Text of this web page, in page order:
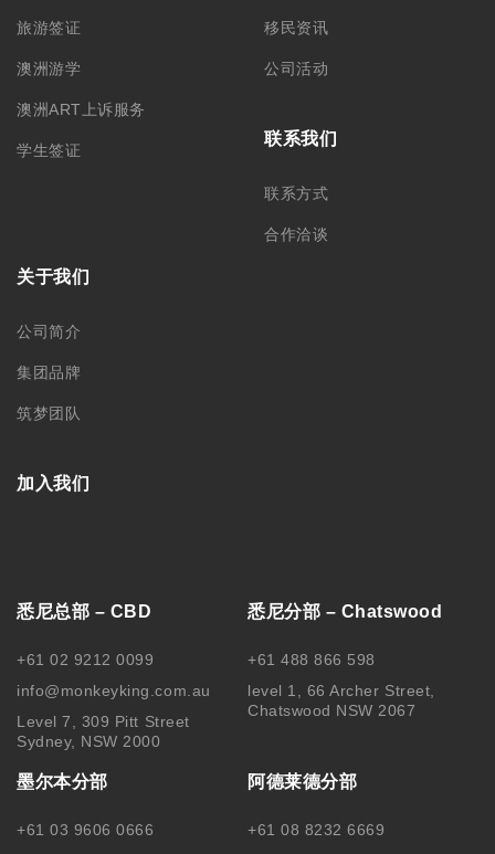
旅游签证
澳洲游学
澳洲ART上诉服务
学生签证
移民资讯
公司活动
联系我们
联系方式
合作洽谈
关于我们
公司简介
集团品牌
筑梦团队
加入我们
悉尼总部 – CBD
+61 02 9212 0099
info@monkeyking.com.au
Level 7, 309 Pitt Street
Sydney, NSW 2000
悉尼分部 – Chatswood
+61 488 866 598
level 1, 66 Archer Street,
Chatswood NSW 2067
墨尔本分部
+61 03 9606 0666
阿德莱德分部
+61 08 8232 6669